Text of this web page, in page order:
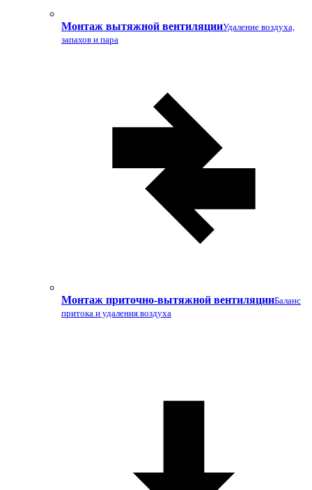
Монтаж вытяжной вентиляцииУдаление воздуха,
запахов и пара
Монтаж приточно-вытяжной вентиляцииБаланс
притока и удаления воздуха